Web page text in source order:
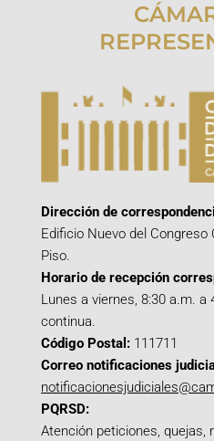
Dirección de
Edificio Nuevo del
Piso.
Horario de recepción
Lunes a viernes, 8:30 a.m. a
continua.
Código Postal: 111711
Correo notificaciones
PQRSD:
Atención peticiones, quejas,